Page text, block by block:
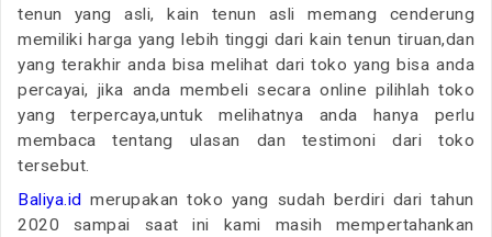
tenun yang asli, kain tenun asli memang cenderung
memiliki harga yang lebih tinggi dari kain tenun tiruan,dan
yang terakhir anda bisa melihat dari toko yang bisa anda
percayai, jika anda membeli secara online pilihlah toko
yang terpercaya,untuk melihatnya anda hanya perlu
membaca tentang ulasan dan testimoni dari toko
tersebut.
Baliya.id merupakan toko yang sudah berdiri dari tahun
2020 sampai saat ini kami masih mempertahankan